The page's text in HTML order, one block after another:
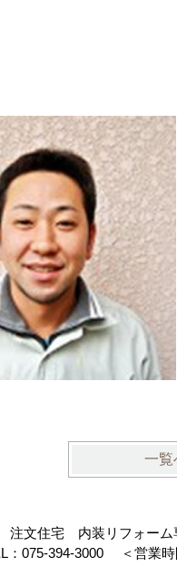
一覧
内装リフォーム専
： 075-394-3000 ＜営業